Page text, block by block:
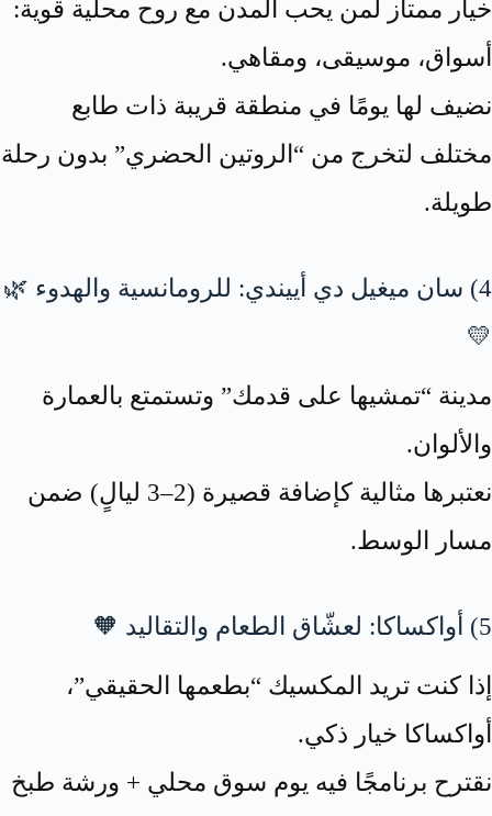
خيار ممتاز لمن يحب المدن مع روح محلية قوية:
أسواق، موسيقى، ومقاهي.
نضيف لها يومًا في منطقة قريبة ذات طابع
مختلف لتخرج من “الروتين الحضري” بدون رحلة
طويلة.
4) سان ميغيل دي أييندي: للرومانسية والهدوء 🌿
💛
مدينة “تمشيها على قدمك” وتستمتع بالعمارة
والألوان.
نعتبرها مثالية كإضافة قصيرة (2–3 ليالٍ) ضمن
مسار الوسط.
5) أواكساكا: لعشّاق الطعام والتقاليد 🧡
إذا كنت تريد المكسيك “بطعمها الحقيقي”،
أواكساكا خيار ذكي.
نقترح برنامجًا فيه يوم سوق محلي + ورشة طبخ